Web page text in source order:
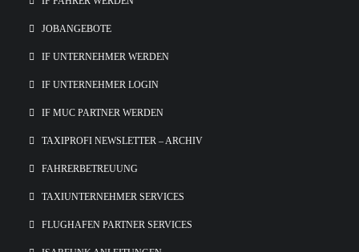
JOBANGEBOTE
IF UNTERNEHMER WERDEN
IF UNTERNEHMER LOGIN
IF MUC PARTNER WERDEN
TAXIPROFI NEWSLETTER – ARCHIV
FAHRERBETREUUNG
TAXIUNTERNEHMER SERVICES
FLUGHAFEN PARTNER SERVICES